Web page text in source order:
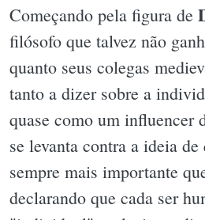
Começando pela figura de
filósofo que talvez não
quanto seus colegas
tanto a dizer sobre a
quase como um influencer
se levanta contra a ideia
sempre mais importante
declarando que cada ser